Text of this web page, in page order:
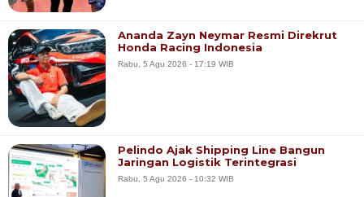
Ananda Zayn Neymar Resmi Direkrut
Honda Racing Indonesia
Rabu, 5 Agu 2026 - 17:19 WIB
Pelindo Ajak Shipping Line Bangun
Jaringan Logistik Terintegrasi
Rabu, 5 Agu 2026 - 10:32 WIB